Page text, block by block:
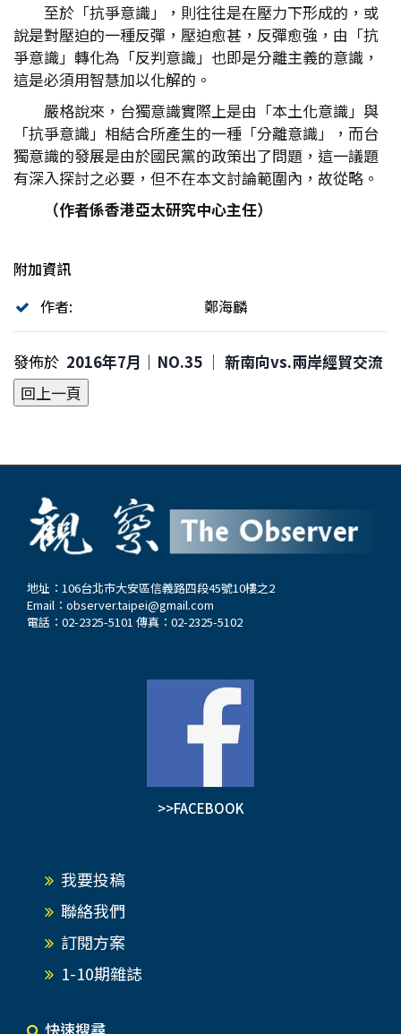
至於「抗爭意識」，則往往是在壓力下形成的，或
說是對壓迫的一種反彈，壓迫愈甚，反彈愈強，由「抗
爭意識」轉化為「反判意識」也即是分離主義的意識，
這是必須用智慧加以化解的。
嚴格說來，台獨意識實際上是由「本土化意識」與
「抗爭意識」相結合所產生的一種「分離意識」，而台
獨意識的發展是由於國民黨的政策出了問題，這一議題
有深入探討之必要，但不在本文討論範圍內，故從略。
（作者係香港亞太研究中心主任）
附加資訊
作者:
鄭海麟
發佈於 2016年7月｜NO.35 │ 新南向vs.兩岸經貿交流
地址：106台北市大安區信義路四段45號10樓之2
Email： observer.taipei@gmail.com
電話：02-2325-5101 傳真：02-2325-5102
>>FACEBOOK
我要投稿
聯絡我們
訂閱方案
1-10期雜誌
快速搜尋